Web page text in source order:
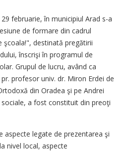
februarie, în municipiul Arad s-a
de formare din cadrul
şcoala!", destinată pregătirii
înscrişi în programul de
Grupul de lucru, având ca
profesor univ. dr. Miron Erdei de
din Oradea şi pe Andrei
a fost constituit din preoţi
aspecte legate de prezentarea şi
nivel local, aspecte